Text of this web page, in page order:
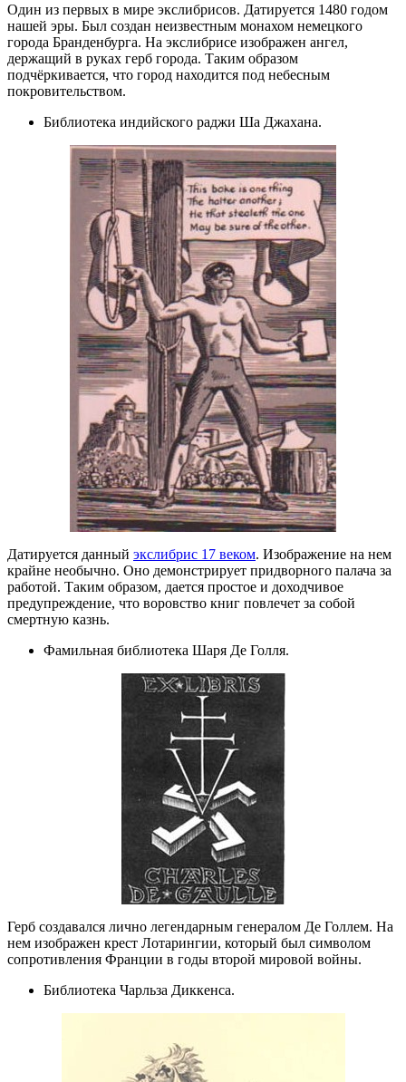
Один из первых в мире экслибрисов. Датируется 1480 годом
нашей эры. Был создан неизвестным монахом немецкого
города Бранденбурга. На экслибрисе изображен ангел,
держащий в руках герб города. Таким образом
подчёркивается, что город находится под небесным
покровительством.
Библиотека индийского раджи Ша Джахана.
Датируется данный экслибрис 17 веком. Изображение на нем
крайне необычно. Оно демонстрирует придворного палача за
работой. Таким образом, дается простое и доходчивое
предупреждение, что воровство книг повлечет за собой
смертную казнь.
Фамильная библиотека Шаря Де Голля.
Герб создавался лично легендарным генералом Де Голлем. На
нем изображен крест Лотарингии, который был символом
сопротивления Франции в годы второй мировой войны.
Библиотека Чарльза Диккенса.